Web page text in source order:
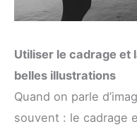
Utiliser le cadrage et
belles illustrations
Quand on parle
souvent : le cadrage